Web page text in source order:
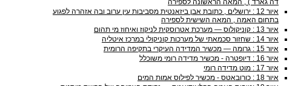
איור 12 : ירושלים , כתובת אבן ביזאנטית מסביבות עין ערוב ובה אזהרה לפגוע
בתחום האמה , המאה השישית לספירה
איור 13 : קוניקולוס — מערכת אטרוסקית לניקוז ואיחוז מי תהום
איור 14 : שחזור סכמאתי של מערכות קוניקולי במרכז איטליה
איור 15 : גרומה — מכשיר המדידה העיקרי בתקיפה הרומית
איור 16 : דיופטרה - מכשיר מדידה רומי משוכלל
איור 17 : מוט מדידה רומי
איור 18 : כורובאטס - מכשיר לפילוס אמות המים